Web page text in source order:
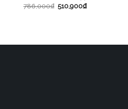
786,000₫ 510,900₫